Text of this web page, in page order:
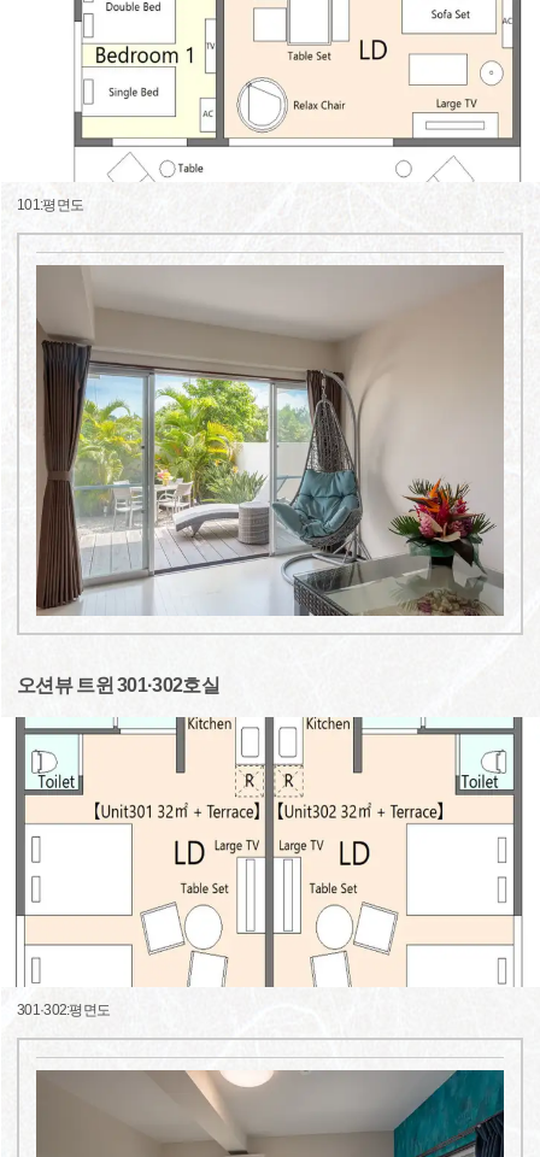
101:평면도
오션뷰 트윈 301·302호실
301·302:평면도